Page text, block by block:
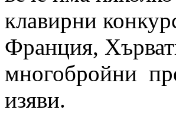
клавирни
Франция,
многобройни
изяви.